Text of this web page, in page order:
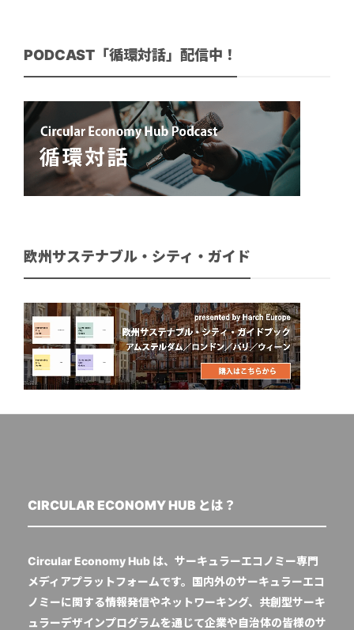
PODCAST「循環対話」配信中！
欧州サステナブル・シティ・ガイド
CIRCULAR ECONOMY HUB とは？
Circular Economy Hub は、サーキュラーエコノミー専門
メディアプラットフォームです。国内外のサーキュラーエコ
ノミーに関する情報発信やネットワーキング、共創型サーキ
ュラーデザインプログラムを通じて企業や自治体の皆様のサ